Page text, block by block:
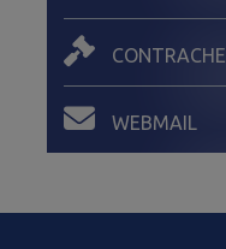
WEBMAIL